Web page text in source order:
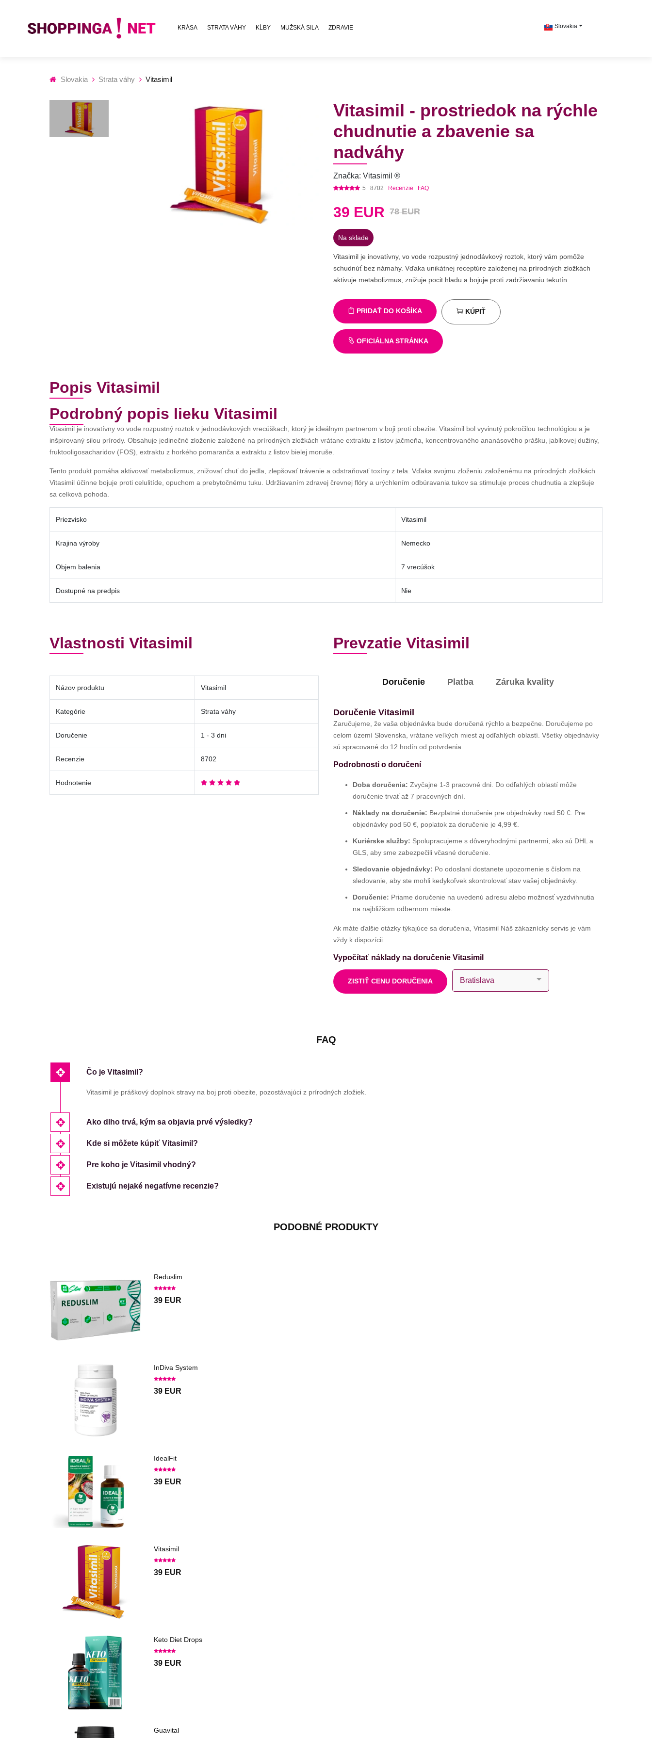
KRÁSA STRATA VÁHY KĹBY MUŽSKÁ SILA ZDRAVIE Slovakia
Slovakia Strata váhy Vitasimil
Vitasimil - prostriedok na rýchle
chudnutie a zbavenie sa
nadváhy
Značka: Vitasimil ®
5 8702 Recenzie FAQ
39 EUR 78 EUR
Na sklade
Vitasimil je inovatívny, vo vode rozpustný jednodávkový roztok, ktorý vám pomôže
schudnúť bez námahy. Vďaka unikátnej receptúre založenej na prírodných zložkách
aktivuje metabolizmus, znižuje pocit hladu a bojuje proti zadržiavaniu tekutín.
PRIDAŤ DO KOŠÍKA KÚPIŤ
OFICIÁLNA STRÁNKA
Popis Vitasimil
Podrobný popis lieku Vitasimil
Vitasimil je inovatívny vo vode rozpustný roztok v jednodávkových vrecúškach, ktorý je ideálnym partnerom v boji proti obezite. Vitasimil bol vyvinutý pokročilou technológiou a je
inšpirovaný silou prírody. Obsahuje jedinečné zloženie založené na prírodných zložkách vrátane extraktu z listov jačmeňa, koncentrovaného ananásového prášku, jablkovej dužiny,
fruktooligosacharidov (FOS), extraktu z horkého pomaranča a extraktu z listov bielej moruše.
Tento produkt pomáha aktivovať metabolizmus, znižovať chuť do jedla, zlepšovať trávenie a odstraňovať toxíny z tela. Vďaka svojmu zloženiu založenému na prírodných zložkách
Vitasimil účinne bojuje proti celulitíde, opuchom a prebytočnému tuku. Udržiavaním zdravej črevnej flóry a urýchlením odbúravania tukov sa stimuluje proces chudnutia a zlepšuje
sa celková pohoda.
Priezvisko Vitasimil
Krajina výroby Nemecko
Objem balenia 7 vrecúšok
Dostupné na predpis Nie
Vlastnosti Vitasimil
Názov produktu Vitasimil
Kategórie Strata váhy
Doručenie 1 - 3 dni
Recenzie 8702
Hodnotenie
Prevzatie Vitasimil
Doručenie Platba Záruka kvality
Doručenie Vitasimil
Zaručujeme, že vaša objednávka bude doručená rýchlo a bezpečne. Doručujeme po
celom území Slovenska, vrátane veľkých miest aj odľahlých oblastí. Všetky objednávky
sú spracované do 12 hodín od potvrdenia.
Podrobnosti o doručení
Doba doručenia: Zvyčajne 1-3 pracovné dni. Do odľahlých oblastí môže
doručenie trvať až 7 pracovných dní.
Náklady na doručenie: Bezplatné doručenie pre objednávky nad 50 €. Pre
objednávky pod 50 €, poplatok za doručenie je 4,99 €.
Kuriérske služby: Spolupracujeme s dôveryhodnými partnermi, ako sú DHL a
GLS, aby sme zabezpečili včasné doručenie.
Sledovanie objednávky: Po odoslaní dostanete upozornenie s číslom na
sledovanie, aby ste mohli kedykoľvek skontrolovať stav vašej objednávky.
Doručenie: Priame doručenie na uvedenú adresu alebo možnosť vyzdvihnutia
na najbližšom odbernom mieste.
Ak máte ďalšie otázky týkajúce sa doručenia, Vitasimil Náš zákaznícky servis je vám
vždy k dispozícii.
Vypočítať náklady na doručenie Vitasimil
ZISTIŤ CENU DORUČENIA
FAQ
Čo je Vitasimil?
Vitasimil je práškový doplnok stravy na boj proti obezite, pozostávajúci z prírodných zložiek.
Ako dlho trvá, kým sa objavia prvé výsledky?
Kde si môžete kúpiť Vitasimil?
Pre koho je Vitasimil vhodný?
Existujú nejaké negatívne recenzie?
PODOBNÉ PRODUKTY
Reduslim
39 EUR
InDiva System
39 EUR
IdealFit
39 EUR
Vitasimil
39 EUR
Keto Diet Drops
39 EUR
Guavital